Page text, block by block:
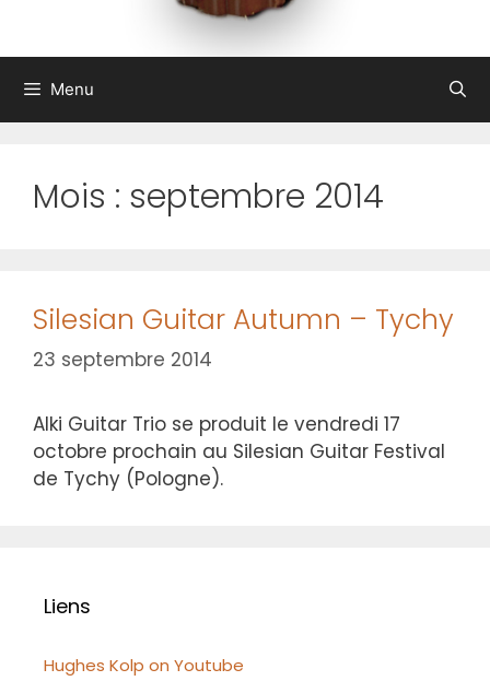
Menu
Mois : septembre 2014
Silesian Guitar Autumn – Tychy
23 septembre 2014
Alki Guitar Trio se produit le vendredi 17
octobre prochain au Silesian Guitar Festival
de Tychy (Pologne).
Liens
Hughes Kolp on Youtube